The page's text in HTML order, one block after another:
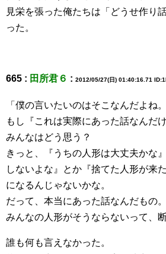
見栄を張った俺たちは「どうせ作り
った。
665 : 田所君６ : 2012/05/27(日) 01:40:16.71
「僕の言いたいのはそこなんだよね。
もし『これは実際にあった話なんだ
みんなはどう思う？
きっと、『うちの人形は大丈夫かな
しないよな』とか『捨てた人形が来
になるんじゃないかな。
だって、本当にあった話なんだもの。
みんなの人形がそうならないって、
誰も何も言えなかった。